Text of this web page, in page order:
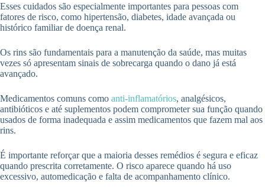
Esses cuidados são especialmente importantes para pessoas com
fatores de risco, como hipertensão, diabetes, idade avançada ou
histórico familiar de doença renal.
Os rins são fundamentais para a manutenção da saúde, mas muitas
vezes só apresentam sinais de sobrecarga quando o dano já está
avançado.
Medicamentos comuns como anti-inflamatórios, analgésicos,
antibióticos e até suplementos podem comprometer sua função quando
usados de forma inadequada e assim medicamentos que fazem mal aos
rins.
É importante reforçar que a maioria desses remédios é segura e eficaz
quando prescrita corretamente. O risco aparece quando há uso
excessivo, automedicação e falta de acompanhamento clínico.